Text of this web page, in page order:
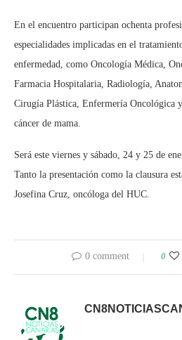
En el encuentro participan ochenta
especialidades implicadas en el
enfermedad, como Oncología Médica,
Farmacia Hospitalaria, Radiología,
Cirugía Plástica, Enfermería Oncológica
cáncer de mama.
Será este viernes y sábado, 24 y 25 de
Tanto la presentación como la clausura
Josefina Cruz, oncóloga del HUC.
0 comment 0